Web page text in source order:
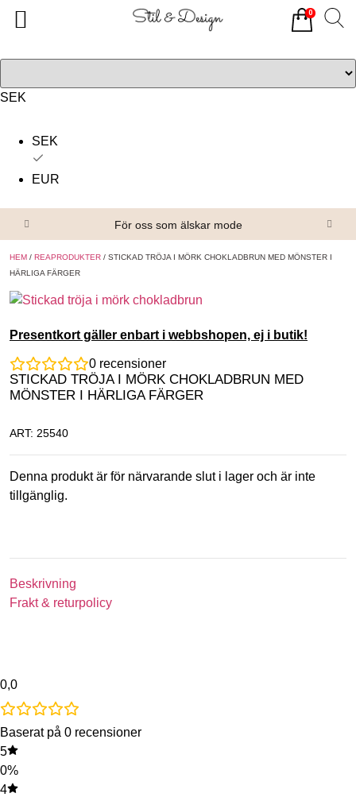
SEK
SEK
EUR
För oss som älskar mode
HEM / REAPRODUKTER / STICKAD TRÖJA I MÖRK CHOKLADBRUN MED MÖNSTER I
HÄRLIGA FÄRGER
Presentkort gäller enbart i webbshopen, ej i butik!
0 recensioner
STICKAD TRÖJA I MÖRK CHOKLADBRUN MED
MÖNSTER I HÄRLIGA FÄRGER
ART: 25540
Denna produkt är för närvarande slut i lager och är inte
tillgänglig.
Beskrivning
Frakt & returpolicy
0,0
Baserat på 0 recensioner
5
0%
4
0
Alla produkter
Om oss